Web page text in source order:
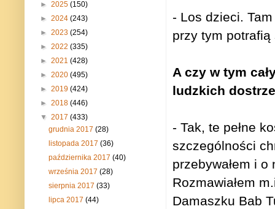
- Los dzieci.
przy tym
A czy w tym
ludzkich
- Tak, te pełne
szczególności
przebywałem i
Rozmawiałem
Damaszku Bab
► 2025 (150)
► 2024 (243)
► 2023 (254)
► 2022 (335)
► 2021 (428)
► 2020 (495)
► 2019 (424)
► 2018 (446)
▼ 2017 (433)
grudnia 2017(28)
listopada 2017(36)
października 2017(40)
września 2017(28)
sierpnia 2017(33)
lipca 2017(44)